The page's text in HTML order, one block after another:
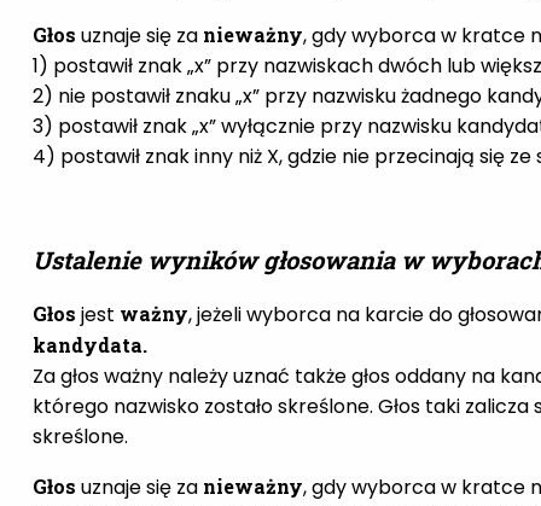
Głos uznaje się za nieważny, gdy wyborca w kratce
1) postawił znak „x” przy nazwiskach dwóch lub
2) nie postawił znaku „x” przy nazwisku żadnego
3) postawił znak „x” wyłącznie przy nazwisku
4) postawił znak inny niż X, gdzie nie przecinają się ze
Ustalenie wyników głosowania w
Głos jest ważny, jeżeli wyborca na karcie do
kandydata.
Za głos ważny należy uznać także głos oddany na
którego nazwisko zostało skreślone. Głos taki
skreślone.
Głos uznaje się za nieważny, gdy wyborca w kratce